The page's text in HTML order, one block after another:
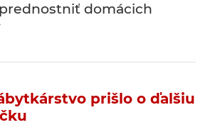
domácich
prišlo o ďalšiu